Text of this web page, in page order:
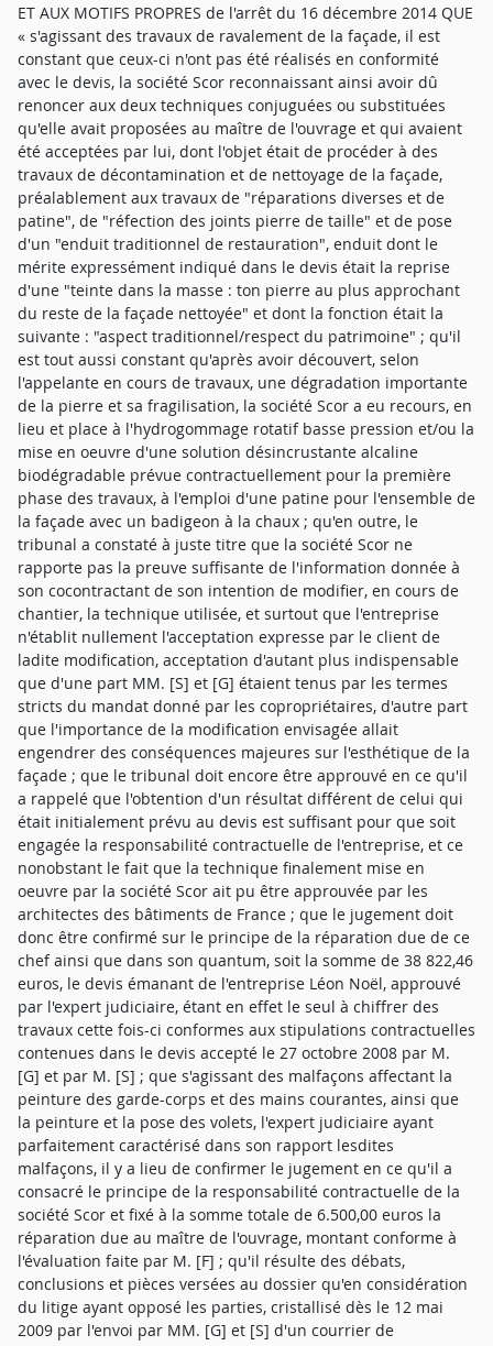
ET AUX MOTIFS PROPRES de l'arrêt du 16 décembre 2014 QUE
« s'agissant des travaux de ravalement de la façade, il est
constant que ceux-ci n'ont pas été réalisés en conformité
avec le devis, la société Scor reconnaissant ainsi avoir dû
renoncer aux deux techniques conjuguées ou substituées
qu'elle avait proposées au maître de l'ouvrage et qui avaient
été acceptées par lui, dont l'objet était de procéder à des
travaux de décontamination et de nettoyage de la façade,
préalablement aux travaux de "réparations diverses et de
patine", de "réfection des joints pierre de taille" et de pose
d'un "enduit traditionnel de restauration", enduit dont le
mérite expressément indiqué dans le devis était la reprise
d'une "teinte dans la masse : ton pierre au plus approchant
du reste de la façade nettoyée" et dont la fonction était la
suivante : "aspect traditionnel/respect du patrimoine" ; qu'il
est tout aussi constant qu'après avoir découvert, selon
l'appelante en cours de travaux, une dégradation importante
de la pierre et sa fragilisation, la société Scor a eu recours, en
lieu et place à l'hydrogommage rotatif basse pression et/ou la
mise en oeuvre d'une solution désincrustante alcaline
biodégradable prévue contractuellement pour la première
phase des travaux, à l'emploi d'une patine pour l'ensemble de
la façade avec un badigeon à la chaux ; qu'en outre, le
tribunal a constaté à juste titre que la société Scor ne
rapporte pas la preuve suffisante de l'information donnée à
son cocontractant de son intention de modifier, en cours de
chantier, la technique utilisée, et surtout que l'entreprise
n'établit nullement l'acceptation expresse par le client de
ladite modification, acceptation d'autant plus indispensable
que d'une part MM. [S] et [G] étaient tenus par les termes
stricts du mandat donné par les copropriétaires, d'autre part
que l'importance de la modification envisagée allait
engendrer des conséquences majeures sur l'esthétique de la
façade ; que le tribunal doit encore être approuvé en ce qu'il
a rappelé que l'obtention d'un résultat différent de celui qui
était initialement prévu au devis est suffisant pour que soit
engagée la responsabilité contractuelle de l'entreprise, et ce
nonobstant le fait que la technique finalement mise en
oeuvre par la société Scor ait pu être approuvée par les
architectes des bâtiments de France ; que le jugement doit
donc être confirmé sur le principe de la réparation due de ce
chef ainsi que dans son quantum, soit la somme de 38 822,46
euros, le devis émanant de l'entreprise Léon Noël, approuvé
par l'expert judiciaire, étant en effet le seul à chiffrer des
travaux cette fois-ci conformes aux stipulations contractuelles
contenues dans le devis accepté le 27 octobre 2008 par M.
[G] et par M. [S] ; que s'agissant des malfaçons affectant la
peinture des garde-corps et des mains courantes, ainsi que
la peinture et la pose des volets, l'expert judiciaire ayant
parfaitement caractérisé dans son rapport lesdites
malfaçons, il y a lieu de confirmer le jugement en ce qu'il a
consacré le principe de la responsabilité contractuelle de la
société Scor et fixé à la somme totale de 6.500,00 euros la
réparation due au maître de l'ouvrage, montant conforme à
l'évaluation faite par M. [F] ; qu'il résulte des débats,
conclusions et pièces versées au dossier qu'en considération
du litige ayant opposé les parties, cristallisé dès le 12 mai
2009 par l'envoi par MM. [G] et [S] d'un courrier de